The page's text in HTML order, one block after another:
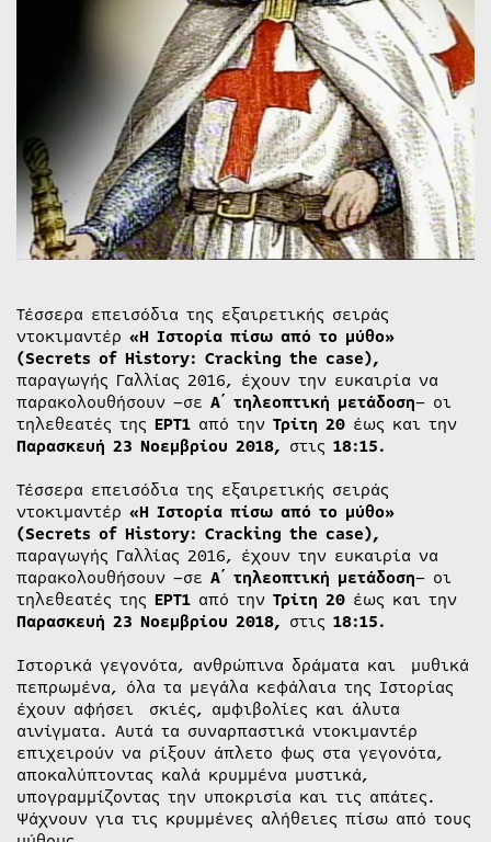
Τέσσερα επεισόδια της εξαιρετικής σειράς
ντοκιμαντέρ «Η Ιστορία πίσω από το μύθο»
(Secrets of History: Cracking the case),
παραγωγής Γαλλίας 2016, έχουν την ευκαιρία να
παρακολουθήσουν –σε Α΄ τηλεοπτική μετάδοση– οι
τηλεθεατές της ΕΡΤ1 από την Τρίτη 20 έως και την
Παρασκευή 23 Νοεμβρίου 2018, στις 18:15.
Τέσσερα επεισόδια της εξαιρετικής σειράς
ντοκιμαντέρ «Η Ιστορία πίσω από το μύθο»
(Secrets of History: Cracking the case),
παραγωγής Γαλλίας 2016, έχουν την ευκαιρία να
παρακολουθήσουν –σε Α΄ τηλεοπτική μετάδοση– οι
τηλεθεατές της ΕΡΤ1 από την Τρίτη 20 έως και την
Παρασκευή 23 Νοεμβρίου 2018, στις 18:15.
Ιστορικά γεγονότα, ανθρώπινα δράματα και μυθικά
πεπρωμένα, όλα τα μεγάλα κεφάλαια της Ιστορίας
έχουν αφήσει σκιές, αμφιβολίες και άλυτα
αινίγματα. Αυτά τα συναρπαστικά ντοκιμαντέρ
επιχειρούν να ρίξουν άπλετο φως στα γεγονότα,
αποκαλύπτοντας καλά κρυμμένα μυστικά,
υπογραμμίζοντας την υποκρισία και τις απάτες.
Ψάχνουν για τις κρυμμένες αλήθειες πίσω από τους